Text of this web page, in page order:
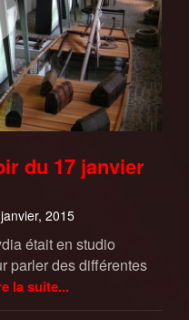
du 17 janvier
2015
était en studio
parler des différentes
la suite...